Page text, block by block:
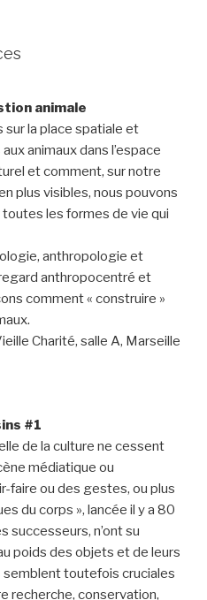
animale
sur la place spatiale et
animaux dans l’espace
et comment, sur notre
plus visibles, nous pouvons
les formes de vie qui
anthropologie et
anthropocentré et
comment « construire »
Charité, salle A, Marseille
#1
de la culture ne cessent
médiatique ou
faire ou des gestes, ou plus
du corps », lancée il y a 80
successeurs, n’ont su
poids des objets et de leurs
toutefois cruciales
recherche, conservation,